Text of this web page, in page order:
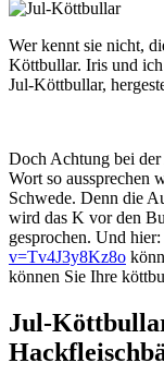
Wer kennt sie nicht,
Köttbullar. Iris und
Jul-Köttbullar,
Doch Achtung bei
Wort so aussprechen
Schwede. Denn die
wird das K vor den
gesprochen. Und hier:
v=Tv4J3y8Kz8o
können Sie Ihre
Jul-